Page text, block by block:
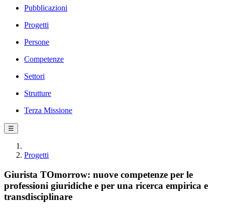
Pubblicazioni
Progetti
Persone
Competenze
Settori
Strutture
Terza Missione
☰
Progetti
Giurista TOmorrow: nuove competenze per le
professioni giuridiche e per una ricerca empirica e
transdisciplinare